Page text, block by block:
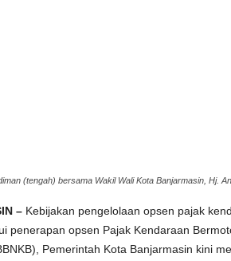
(tengah) bersama Wakil Wali Kota Banjarmasin, Hj.
– Kebijakan pengelolaan opsen pajak
penerapan opsen Pajak Kendaraan
Pemerintah Kota Banjarmasin kini